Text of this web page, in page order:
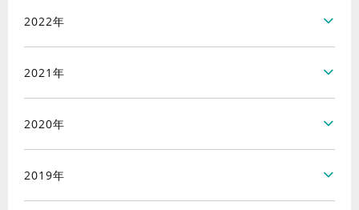
2022年
2021年
2020年
2019年